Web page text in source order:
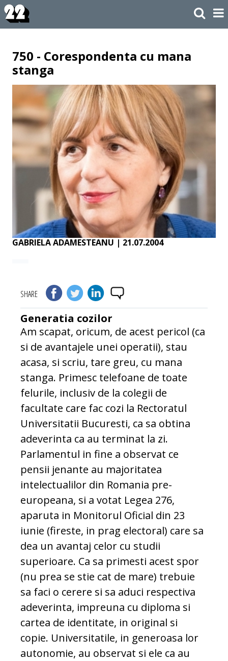
750 - Corespondenta cu mana
stanga
GABRIELA ADAMESTEANU | 21.07.2004
SHARE
Generatia cozilor
Am scapat, oricum, de acest pericol (ca
si de avantajele unei operatii), stau
acasa, si scriu, tare greu, cu mana
stanga. Primesc telefoane de toate
felurile, inclusiv de la colegii de
facultate care fac cozi la Rectoratul
Universitatii Bucuresti, ca sa obtina
adeverinta ca au terminat la zi.
Parlamentul in fine a observat ce
pensii jenante au majoritatea
intelectualilor din Romania pre-
europeana, si a votat Legea 276,
aparuta in Monitorul Oficial din 23
iunie (fireste, in prag electoral) care sa
dea un avantaj celor cu studii
superioare. Ca sa primesti acest spor
(nu prea se stie cat de mare) trebuie
sa faci o cerere si sa aduci respectiva
adeverinta, impreuna cu diploma si
cartea de identitate, in original si
copie. Universitatile, in generoasa lor
autonomie, au observat si ele ca au